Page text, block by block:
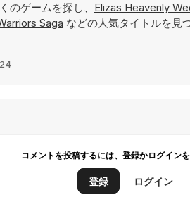
のゲームを探し、 Elizas Heavenly
Saga などの人気タイトルを見
コメントを投稿するには、登録かログイン
登録 ログイン